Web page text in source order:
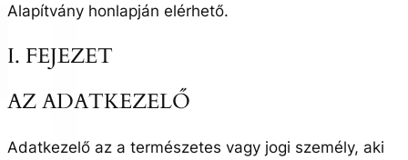
Alapítvány honlapján elérhető.
I. FEJEZET
AZ ADATKEZELŐ
Adatkezelő az a természetes vagy jogi személy, aki